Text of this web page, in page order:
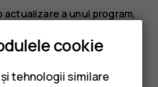
actualizare a unui program,
terminarea instalării și
cookie
tehnologii similare